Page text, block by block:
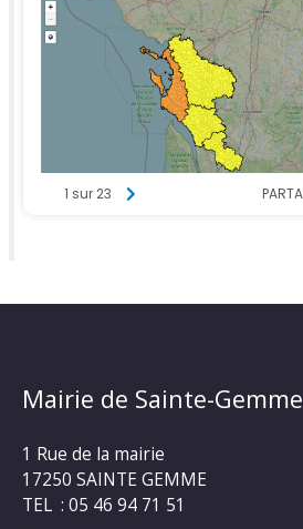
Mairie de Sainte-Gemme
1 Rue de la mairie
17250 SAINTE GEMME
TEL : 05 46 94 71 51